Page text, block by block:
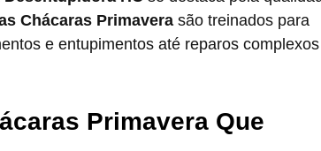
Chácaras Primavera são treinados para
e entupimentos até reparos complexos
Primavera Que